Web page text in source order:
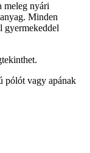
meleg nyári
Minden
gyermekeddel
pólót vagy apának